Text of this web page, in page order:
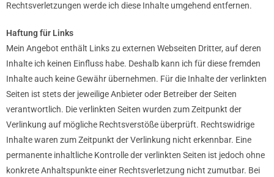
Rechtsverletzungen werde ich diese Inhalte umgehend entfernen.
Haftung für Links
Mein Angebot enthält Links zu externen Webseiten Dritter, auf deren
Inhalte ich keinen Einfluss habe. Deshalb kann ich für diese fremden
Inhalte auch keine Gewähr übernehmen. Für die Inhalte der verlinkten
Seiten ist stets der jeweilige Anbieter oder Betreiber der Seiten
verantwortlich. Die verlinkten Seiten wurden zum Zeitpunkt der
Verlinkung auf mögliche Rechtsverstöße überprüft. Rechtswidrige
Inhalte waren zum Zeitpunkt der Verlinkung nicht erkennbar. Eine
permanente inhaltliche Kontrolle der verlinkten Seiten ist jedoch ohne
konkrete Anhaltspunkte einer Rechtsverletzung nicht zumutbar. Bei